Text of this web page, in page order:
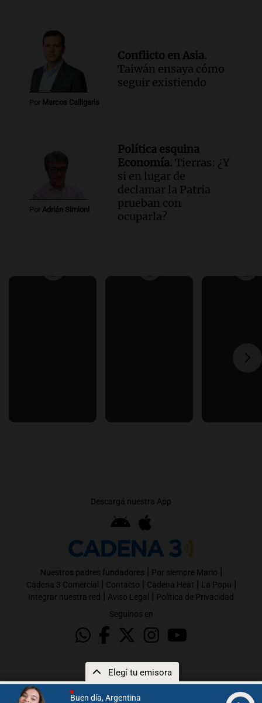
Buen día, Argentina
Elegí tu emisora
Por Marcos Calligaris
Conflicto en Asia.
Taiwán ensaya cómo
seguir existiendo
Por Adrián Simioni
Política esquina
Economía. Tierras: ¿Y
si en lugar de
declamar la Patria
prueban con
ocuparla?
Descargá nuestra App
Nuestros padres fundadores | Por siempre Mario |
Cadena 3 Comercial | Contacto | Cadena Heat | La Popu |
Integrar nuestra red | Aviso Legal | Política de Privacidad
Seguinos en